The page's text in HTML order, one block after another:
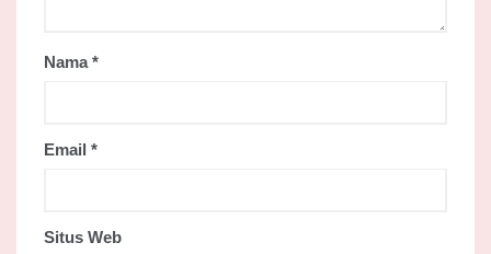
Nama*
Email *
Situs Web